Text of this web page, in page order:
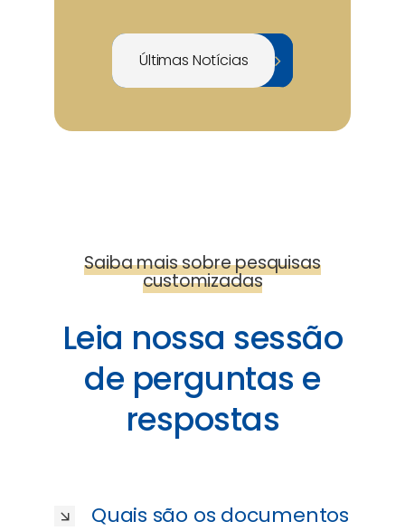
Últimas Notícias 
Saiba mais sobre pesquisas
customizadas
Leia nossa sessão
de perguntas e
respostas
Quais são os documentos